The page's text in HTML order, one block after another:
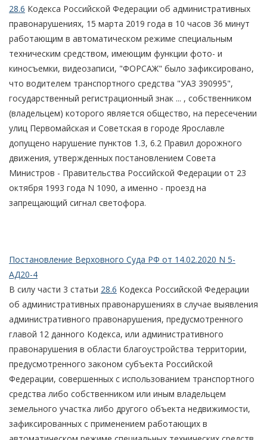
28.6 Кодекса Российской Федерации об административных
правонарушениях, 15 марта 2019 года в 10 часов 36 минут
работающим в автоматическом режиме специальным
техническим средством, имеющим функции фото- и
киносъемки, видеозаписи, "ФОРСАЖ" было зафиксировано,
что водителем транспортного средства "УАЗ 390995",
государственный регистрационный знак ... , собственником
(владельцем) которого является общество, на пересечении
улиц Первомайская и Советская в городе Ярославле
допущено нарушение пунктов 1.3, 6.2 Правил дорожного
движения, утвержденных постановлением Совета
Министров - Правительства Российской Федерации от 23
октября 1993 года N 1090, а именно - проезд на
запрещающий сигнал светофора.
Постановление Верховного Суда РФ от 14.02.2020 N 5-
АД20-4
В силу части 3 статьи 28.6 Кодекса Российской Федерации
об административных правонарушениях в случае выявления
административного правонарушения, предусмотренного
главой 12 данного Кодекса, или административного
правонарушения в области благоустройства территории,
предусмотренного законом субъекта Российской
Федерации, совершенных с использованием транспортного
средства либо собственником или иным владельцем
земельного участка либо другого объекта недвижимости,
зафиксированных с применением работающих в